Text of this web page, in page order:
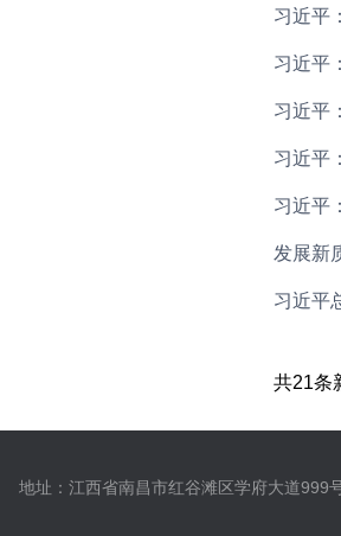
习近平
习近平
习近平
习近平
习近平
发展新
习近平
共21条
地址：江西省南昌市红谷滩区学府大道999